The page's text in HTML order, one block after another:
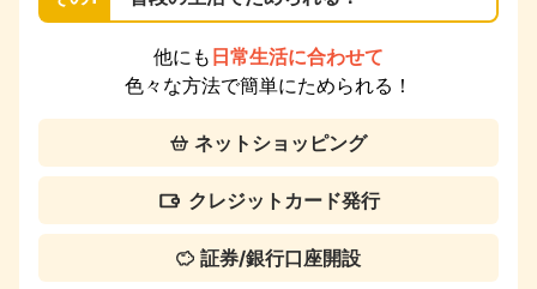
他にも 日常生活に合わせて
色々な方法で簡単にためられる！
ネットショッピング
クレジットカード発行
証券/銀行口座開設